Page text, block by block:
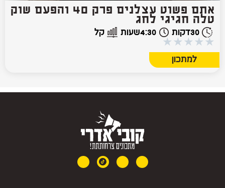
אתם פשוט עצלנים פרק 40 והפעם שוק
טלה חגיגי לחג
30דקות 4:30שעות קל
★
★
★
★
★
למתכון